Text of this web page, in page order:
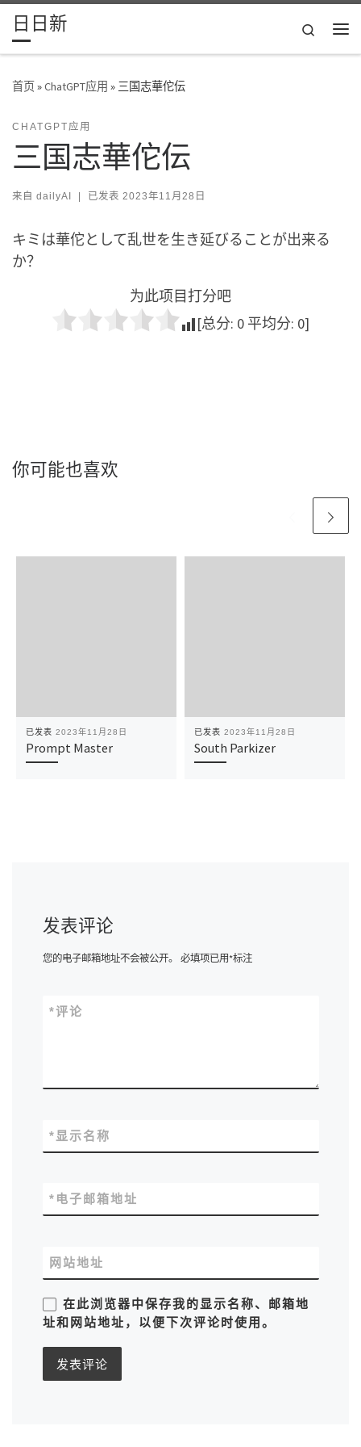
Skip to content
日日新
Search
首页»ChatGPT应用 » 三国志華佗伝
CHATGPT应用
三国志華佗伝
来自 dailyAI | 已发表 2023年11月28日
キミは華佗として乱世を生き延びることが出来る
か？
为此项目打分吧
[总分: 0 平均分: 0]
你可能也喜欢
已发表 2023年11月28日
Prompt Master
已发表 2023年11月28日
South Parkizer
发表评论
您的电子邮箱地址不会被公开。 必填项已用*标注
评论
*
显示名称
*
电子邮箱地址
*
网站地址
在此浏览器中保存我的显示名称、邮箱地
址和网站地址，以便下次评论时使用。